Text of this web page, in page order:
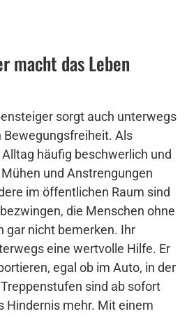
macht das Leben
sorgt auch unterwegs
Als
häufig beschwerlich und
und Anstrengungen
im öffentlichen Raum sind
die Menschen ohne
gar nicht bemerken. Ihr
eine wertvolle Hilfe. Er
egal ob im Auto, in der
sind ab sofort
Hindernis mehr. Mit einem